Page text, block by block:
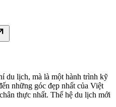
du lịch, mà là một hành trình kỹ
những góc đẹp nhất của Việt
thực nhất. Thế hệ du lịch mới